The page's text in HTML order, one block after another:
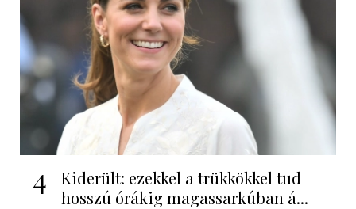
4
Kiderült: ezekkel a trükkökkel tud
hosszú órákig magassarkúban á...